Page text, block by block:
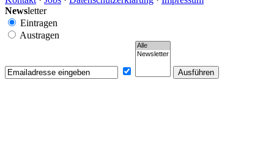
Newsletter
Eintragen
Austragen